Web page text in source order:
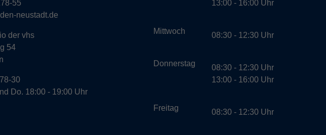
55
neustadt.de
der vhs
54
30
Do. 18:00 - 19:00 Uhr
Mittwoch
Donnerstag
Freitag
13:00 - 16:00 Uhr
08:30 - 12:30 Uhr
08:30 - 12:30 Uhr
13:00 - 16:00 Uhr
08:30 - 12:30 Uhr